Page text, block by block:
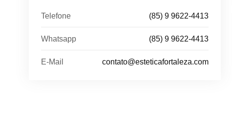
Telefone (85) 9 9622-4413
Whatsapp (85) 9 9622-4413
E-Mail contato@esteticafortaleza.com